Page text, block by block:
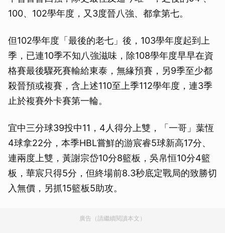
100、102學年度，又3度晉八強、都拿第七。
但102學年度「最後的老七」後，103學年度起到上
季，已連10季不知八強滋味，除108學年度早早在資
格賽最後驟死賽輸給東泰，無緣預賽，另9季至少都
殺晉預或複賽，含上述110至上季112學年度，連3季
止於複賽外卡賽第一輪。
宜中三分球39投中11，4人得分上雙，「一哥」葉恆
4球拿22分，本季HBL嘗鮮的游宸睿5球新高17分、
連兩度上雙，黃謝宗岱10分8籃板，吳帛恒10分4籃
板，華宸只得5分，但終場前8.3秒底定戰局的致勝切
入無價，另抓15籃板5助攻。
廣告（請繼續閱讀本文）